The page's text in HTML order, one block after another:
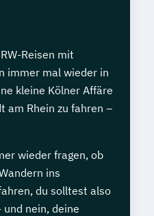
Reisen mit
immer mal wieder in
kleine Kölner Affäre
am Rhein zu fahren –
wieder fragen, ob
ins
du solltest also
nein, deine